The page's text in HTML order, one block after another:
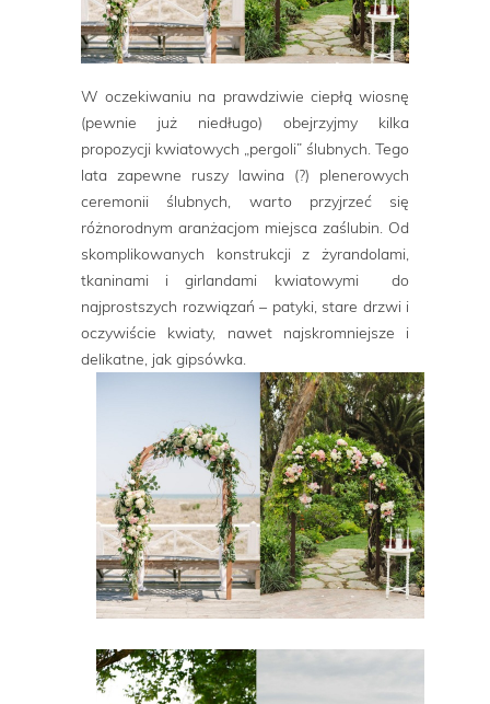
W oczekiwaniu na prawdziwie ciepłą wiosnę
(pewnie już niedługo) obejrzyjmy kilka
propozycji kwiatowych „pergoli” ślubnych. Tego
lata zapewne ruszy lawina (?) plenerowych
ceremonii ślubnych, warto przyjrzeć się
różnorodnym aranżacjom miejsca zaślubin. Od
skomplikowanych konstrukcji z żyrandolami,
tkaninami i girlandami kwiatowymi do
najprostszych rozwiązań – patyki, stare drzwi i
oczywiście kwiaty, nawet najskromniejsze i
delikatne, jak gipsówka.